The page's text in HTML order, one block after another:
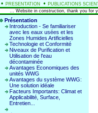
• PRESENTATION • PUBLICATIONS
... Website in construction, thank you for
Présentation
Introduction - Se familiariser
avec les eaux usées et les
Zones Humides Artificielles
Technologie et Conformité
Niveaux de Purification et
Utilisation de l'eau
décontaminée
Avantages Economiques des
unités WWG
Avantages du système WWG:
Une solution idéale
Facteurs Importants: Climat et
Applicabilité, Surface,
Entretien...